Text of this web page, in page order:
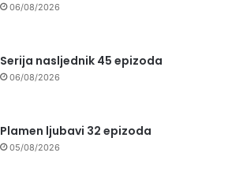
06/08/2026
Serija nasljednik 45 epizoda
06/08/2026
Plamen ljubavi 32 epizoda
05/08/2026